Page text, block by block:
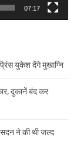
07:17
युकेश देंगे मुखाग्नि
दुकानें बंद कर
ने की थी जल्द